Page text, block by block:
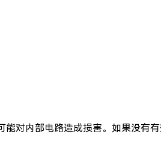
对内部电路造成损害。如果没有